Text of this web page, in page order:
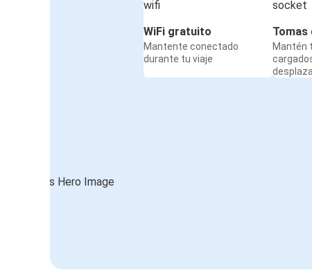
WiFi gratuito
Mantente conectado
durante tu viaje
Mantén